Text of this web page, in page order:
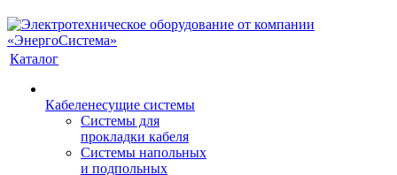
Каталог
Кабеленесущие системы
Системы для
прокладки кабеля
Системы напольных
и подпольных